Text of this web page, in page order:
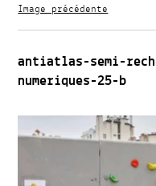
Image précédente
antiatlas-semi-
numeriques-25-b